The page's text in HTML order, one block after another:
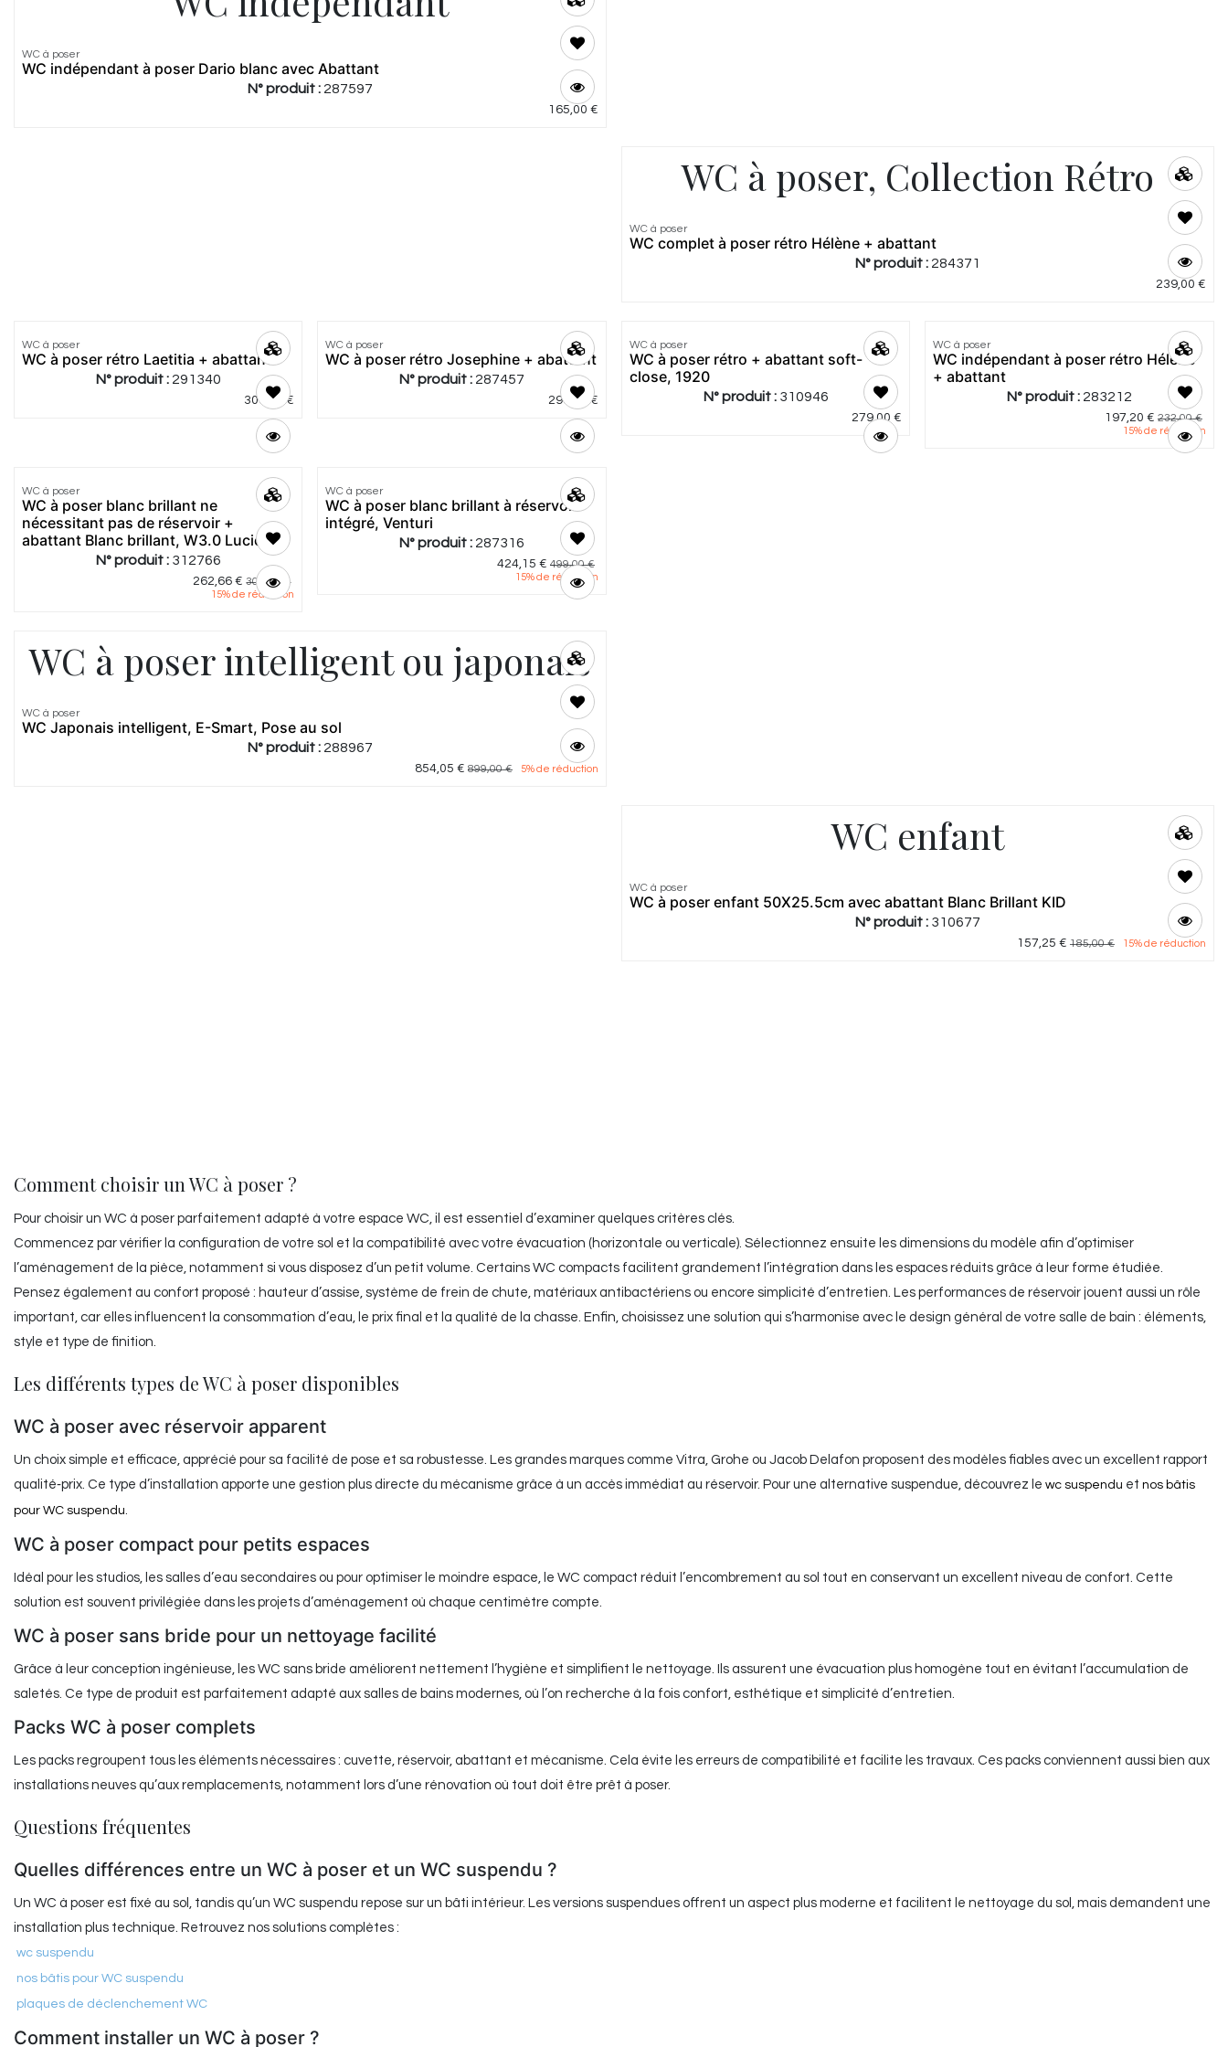
Meilleur
prix
WC à poser
WC indépendant à poser Dario blanc avec Abattant
N° produit : 287597
165,00 €
WC à poser, Collection Rétro
Meilleur
prix
13
WC à poser
WC complet à poser rétro Hélène + abattant
N° produit : 284371
239,00 €
Meilleur
prix
WC à poser
WC à poser rétro Laetitia + abattant
N° produit : 291340
309,00 €
Meilleur
prix
WC à poser
WC à poser rétro Josephine + abattant
N° produit : 287457
299,00 €
Meilleur
prix
WC à poser
WC à poser rétro + abattant soft-
close, 1920
N° produit : 310946
279,00 €
WC à poser
WC indépendant à poser rétro Hélène
+ abattant
N° produit : 283212
197,20 € 232,00€
15% de réduction
WC à poser
WC à poser blanc brillant ne
nécessitant pas de réservoir +
abattant Blanc brillant, W3.0 Lucio 2
N° produit : 312766
262,66 € 309,00 €
15% de réduction
WC à poser
WC à poser blanc brillant à réservoir
intégré, Venturi
N° produit : 287316
424,15 € 499,00€
15% de réduction
WC à poser intelligent ou japonais
WC à poser
WC Japonais intelligent, E-Smart, Pose au sol
N° produit : 288967
854,05 € 899,00€ 5% de réduction
WC enfant
WC à poser
WC à poser enfant 50X25.5cm avec abattant Blanc Brillant KID
N° produit : 310677
157,25 € 185,00€ 15% de réduction
Comment choisir un WC à poser ?
Pour choisir un WC à poser parfaitement adapté à votre espace WC, il est essentiel d’examiner quelques critères clés.
Commencez par vérifier la configuration de votre sol et la compatibilité avec votre évacuation (horizontale ou verticale). Sélectionnez ensuite les dimensions du modèle afin d’optimiser
l’aménagement de la pièce, notamment si vous disposez d’un petit volume. Certains WC compacts facilitent grandement l’intégration dans les espaces réduits grâce à leur forme étudiée.
Pensez également au confort proposé : hauteur d’assise, système de frein de chute, matériaux antibactériens ou encore simplicité d’entretien. Les performances de réservoir jouent aussi un rôle
important, car elles influencent la consommation d’eau, le prix final et la qualité de la chasse. Enfin, choisissez une solution qui s’harmonise avec le design général de votre salle de bain : éléments,
style et type de finition.
Les différents types de WC à poser disponibles
WC à poser avec réservoir apparent
Un choix simple et efficace, apprécié pour sa facilité de pose et sa robustesse. Les grandes marques comme Vitra, Grohe ou Jacob Delafon proposent des modèles fiables avec un excellent rapport
qualité‑prix. Ce type d’installation apporte une gestion plus directe du mécanisme grâce à un accès immédiat au réservoir. Pour une alternative suspendue, découvrez le wc suspendu et nos bâtis
pour WC suspendu.
WC à poser compact pour petits espaces
Idéal pour les studios, les salles d’eau secondaires ou pour optimiser le moindre espace, le WC compact réduit l’encombrement au sol tout en conservant un excellent niveau de confort. Cette
solution est souvent privilégiée dans les projets d’aménagement où chaque centimètre compte.
WC à poser sans bride pour un nettoyage facilité
Grâce à leur conception ingénieuse, les WC sans bride améliorent nettement l’hygiène et simplifient le nettoyage. Ils assurent une évacuation plus homogène tout en évitant l’accumulation de
saletés. Ce type de produit est parfaitement adapté aux salles de bains modernes, où l’on recherche à la fois confort, esthétique et simplicité d’entretien.
Packs WC à poser complets
Les packs regroupent tous les éléments nécessaires : cuvette, réservoir, abattant et mécanisme. Cela évite les erreurs de compatibilité et facilite les travaux. Ces packs conviennent aussi bien aux
installations neuves qu’aux remplacements, notamment lors d’une rénovation où tout doit être prêt à poser.
Questions fréquentes
Quelles différences entre un WC à poser et un WC suspendu ?
Un WC à poser est fixé au sol, tandis qu’un WC suspendu repose sur un bâti intérieur. Les versions suspendues offrent un aspect plus moderne et facilitent le nettoyage du sol, mais demandent une
installation plus technique. Retrouvez nos solutions complètes :
wc suspendu
nos bâtis pour WC suspendu
plaques de déclenchement WC
Comment installer un WC à poser ?